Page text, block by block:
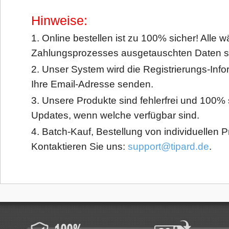
Hinweise:
1. Online bestellen ist zu 100% sicher! Alle
Zahlungsprozesses ausgetauschten Daten
2. Unser System wird die Registrierungs-
Ihre Email-Adresse senden.
3. Unsere Produkte sind fehlerfrei und
Updates, wenn welche verfügbar sind.
4. Batch-Kauf, Bestellung von individuellen
Kontaktieren Sie uns: support@tipard.de.